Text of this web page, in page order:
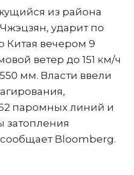
из района
ударит по
Китая вечером 9
ветер до 151 км/ч
мм. Власти ввели
паромных линий и
затопления
Bloomberg.